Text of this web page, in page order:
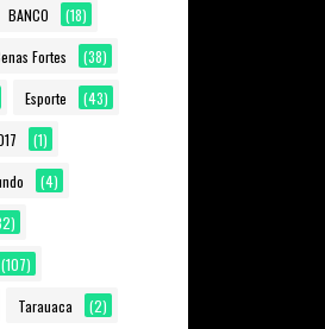
BANCO (18)
Fortes (38)
Esporte (43)
(1)
(4)
(107)
Tarauaca (2)